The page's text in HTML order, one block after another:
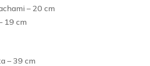
– 20 cm
19 cm
– 39 cm